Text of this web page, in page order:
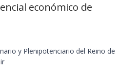
económico de
y Plenipotenciario del Reino de